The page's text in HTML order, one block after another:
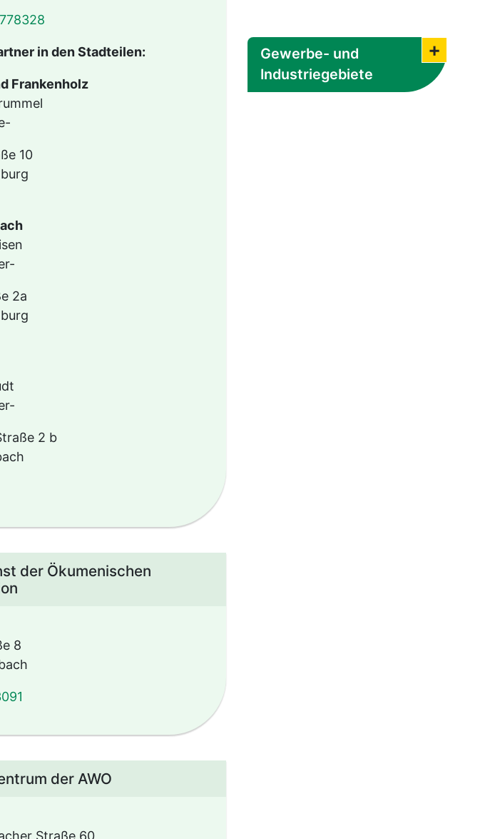
Gewerbe- und
Industriegebiete
geschaefts-und-fachbereiche-der-kreisverwaltung/geschaeftsbereich-3-
in den Stadteilen:
Frankenholz
10
2a
2 b
der Ökumenischen
8
der AWO
Straße 60